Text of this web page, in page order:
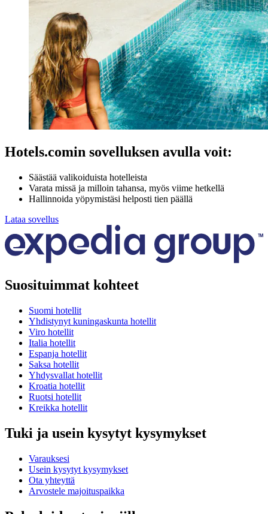
Hotels.comin sovelluksen avulla voit:
Säästää valikoiduista hotelleista
Varata missä ja milloin tahansa, myös viime hetkellä
Hallinnoida yöpymistäsi helposti tien päällä
Lataa sovellus
Suosituimmat kohteet
Suomi hotellit
Yhdistynyt kuningaskunta hotellit
Viro hotellit
Italia hotellit
Espanja hotellit
Saksa hotellit
Yhdysvallat hotellit
Kroatia hotellit
Ruotsi hotellit
Kreikka hotellit
Tuki ja usein kysytyt kysymykset
Varauksesi
Usein kysytyt kysymykset
Ota yhteyttä
Arvostele majoituspaikka